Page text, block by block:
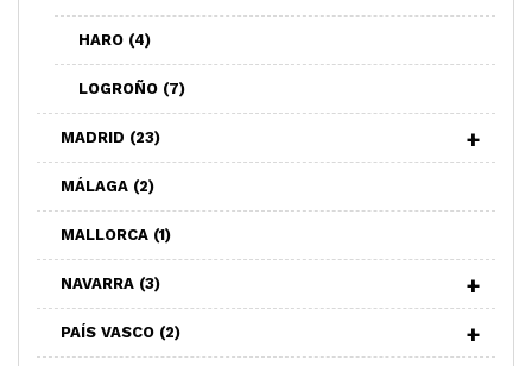
HARO (4)
LOGROÑO (7)
MADRID (23)
MÁLAGA (2)
MALLORCA (1)
NAVARRA (3)
PAÍS VASCO (2)